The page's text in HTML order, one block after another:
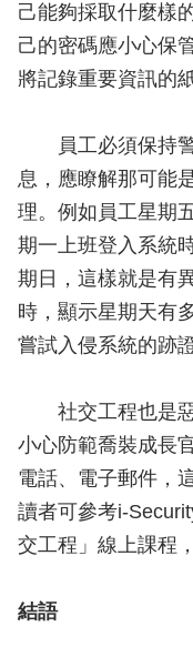
己能夠採取什麼樣
己的密碼應小心保
將記錄重要資訊的
員工必須保持警
息，應瞭解那可能
理。例如員工星期
期一上班登入系統
期日，這樣就是有
時，顯示星期天有
嘗試入侵系統的跡證
社交工程也是惡
小心防範喬裝成長
電話、電子郵件，
讀者可參考i-
交工程」線上課程
結語